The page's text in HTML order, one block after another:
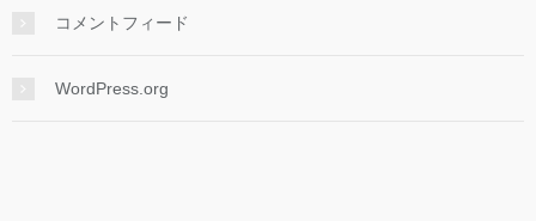
コメントフィード
WordPress.org